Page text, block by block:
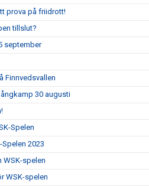
prova på friidrott!
tillslut?
september
Finnvedsvallen
30 augusti
Spelen
2023
WSK-spelen
WSK-spelen